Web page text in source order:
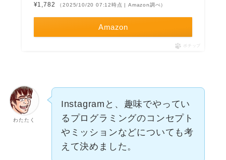
¥1,782
（2025/10/20 07:12時点 | Amazon調べ）
Amazon
ポチップ
わたたく
Instagramと、趣味でやってい
るプログラミングのコンセプト
やミッションなどについても考
えて決めました。